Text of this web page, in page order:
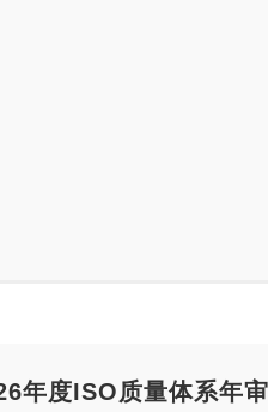
年度ISO质量体系年审